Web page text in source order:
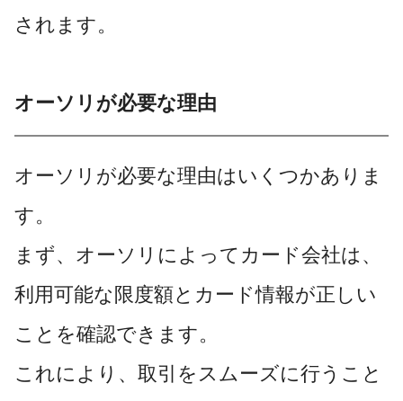
されます。
オーソリが必要な理由
オーソリが必要な理由はいくつかありま
す。
まず、オーソリによってカード会社は、
利用可能な限度額とカード情報が正しい
ことを確認できます。
これにより、取引をスムーズに行うこと